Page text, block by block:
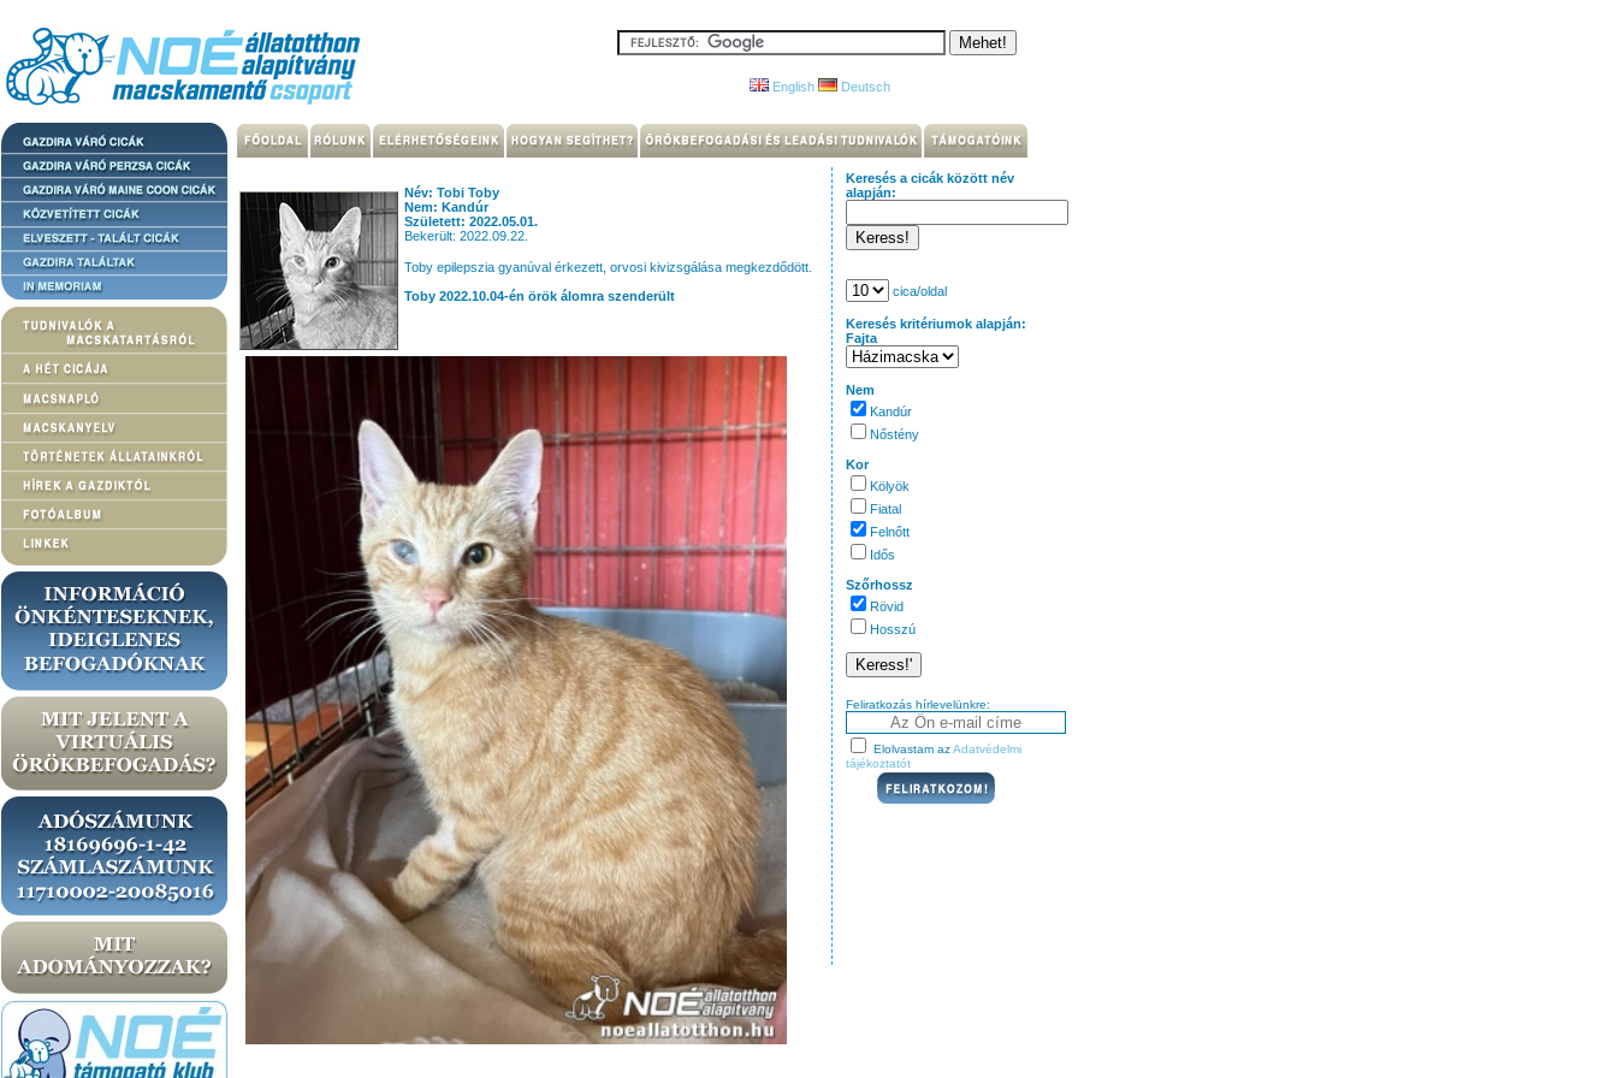
English Deutsch
Keresés a cicák között név
alapján:
cica/oldal
Keresés kritériumok alapján:
Fajta
Nem
Kandúr
Nőstény
Kor
Kölyök
Fiatal
Felnőtt
Idős
Szőrhossz
Rövid
Hosszú
Feliratkozás hírlevelünkre:
Elolvastam azAdatvédelmi
tájékoztatót
Név: Tobi Toby
Nem: Kandúr
Született: 2022.05.01.
Bekerült: 2022.09.22.
Toby epilepszia gyanúval érkezett, orvosi kivizsgálása megkezdődött.
Toby 2022.10.04-én örök álomra szenderült